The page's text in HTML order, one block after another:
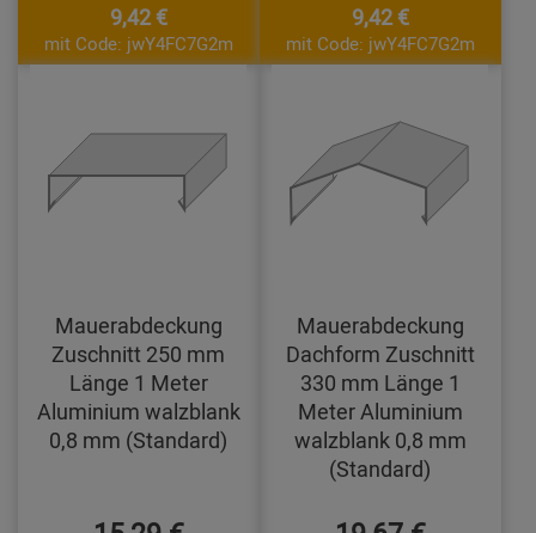
9,42 €
mit Code: jwY4FC7G2m
9,42 €
mit Code: jwY4FC7G2m
Mauerabdeckung
Zuschnitt 250 mm
Länge 1 Meter
Aluminium walzblank
0,8 mm (Standard)
Mauerabdeckung
Dachform Zuschnitt
330 mm Länge 1
Meter Aluminium
walzblank 0,8 mm
(Standard)